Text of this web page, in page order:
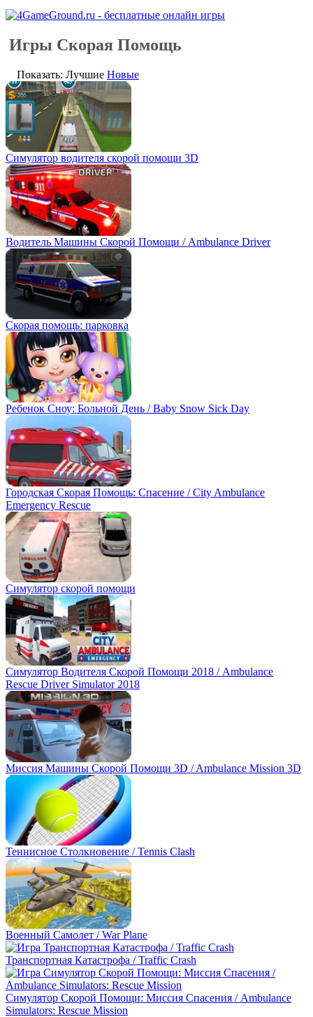
Игры Скорая Помощь
Показать: Лучшие Новые
Симулятор водителя скорой помощи 3D
Водитель Машины Скорой Помощи / Ambulance Driver
Скорая помощь: парковка
Ребенок Сноу: Больной День / Baby Snow Sick Day
Городская Скорая Помощь: Спасение / City Ambulance
Emergency Rescue
Симулятор скорой помощи
Симулятор Водителя Скорой Помощи 2018 / Ambulance
Rescue Driver Simulator 2018
Миссия Машины Скорой Помощи 3D / Ambulance Mission 3D
Теннисное Столкновение / Tennis Clash
Военный Самолет / War Plane
Транспортная Катастрофа / Traffic Crash
Симулятор Скорой Помощи: Миссия Спасения / Ambulance
Simulators: Rescue Mission